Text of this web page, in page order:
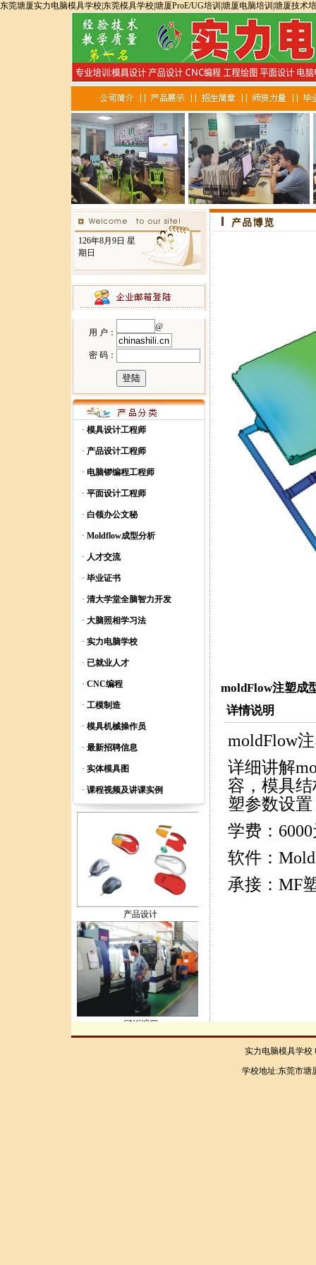
东莞塘厦实力电脑模具学校|东莞模具学校|塘厦ProE/UG培训|塘厦电脑培训|塘厦技术
126年8月9日 星
期日
用 户：
@
密 码：
· 模具设计工程师
· 产品设计工程师
· 电脑锣编程工程师
· 平面设计工程师
· 白领办公文秘
· Moldflow成型分析
· 人才交流
· 毕业证书
· 清大学堂全脑智力开发
· 大脑照相学习法
· 实力电脑学校
· 已就业人才
· CNC编程
· 工模制造
· 模具机械操作员
· 最新招聘信息
· 实体模具图
· 课程视频及讲课实例
全脑智力开发
产品设计
CNC编程
moldFlow注塑成
详情说明
moldFlow
详细讲解
容，模具
塑参数设
学费：
软件：
承接：MF
实力电脑模具学校
学校地址:东莞市塘